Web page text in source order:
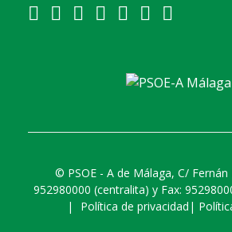
© PSOE - A de Málaga, C/
952980000 (centralita) y Fax:
|
Política de privacidad |